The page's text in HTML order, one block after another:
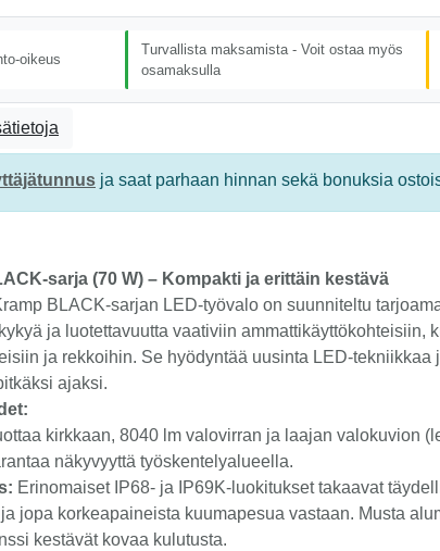
oikeus
Turvallista maksamista - Voit ostaa myös
osamaksulla
ja saat parhaan hinnan sekä bonuksia
sarja (70 W) – Kompakti ja erittäin kestävä
BLACK-sarjan LED-työvalo on suunniteltu
ja luotettavuutta vaativiin ammattikäyttökohteisiin,
ja rekkoihin. Se hyödyntää uusinta LED-tekniikkaa
ajaksi.
kirkkaan, 8040 lm valovirran ja laajan valokuvion
näkyvyyttä työskentelyalueella.
Erinomaiset IP68- ja IP69K-luokitukset takaavat
jopa korkeapaineista kuumapesua vastaan. Musta
kestävät kovaa kulutusta.